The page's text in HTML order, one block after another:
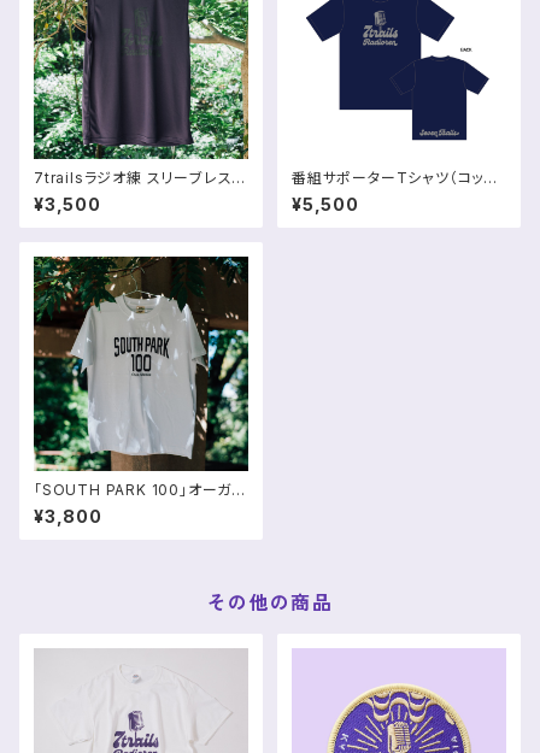
7trailsラジオ練 スリーブレスシ
ャツ
¥3,500
番組サポーターTシャツ（コット
ンライク・速乾）
¥5,500
「SOUTH PARK 100」オーガニ
ックコットンTシャツ
¥3,800
その他の商品